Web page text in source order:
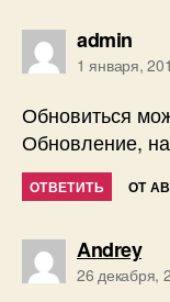
admin
1 января,
Обновиться
Обновление,
ОТВЕТИТЬ ОТ
Andrey
26 декабря,